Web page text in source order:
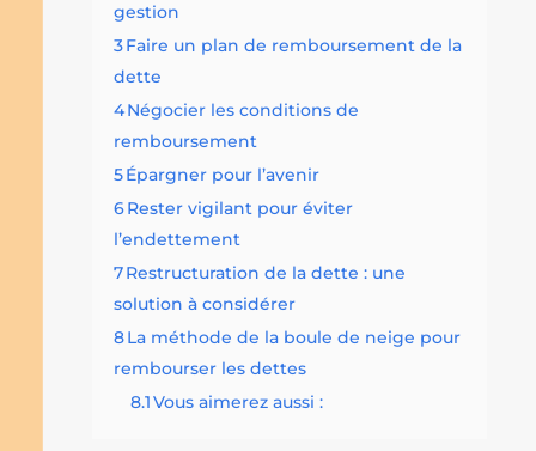
gestion
3Faire un plan de remboursement de la
dette
4Négocier les conditions de
remboursement
5Épargner pour l’avenir
6Rester vigilant pour éviter
l’endettement
7Restructuration de la dette : une
solution à considérer
8La méthode de la boule de neige pour
rembourser les dettes
8.1Vous aimerez aussi :